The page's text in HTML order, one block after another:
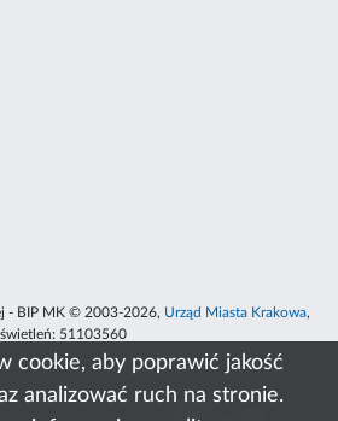
cookie, aby poprawić jakość
analizować ruch na stronie.
- BIP MK © 2003-2026, Urząd Miasta Krakowa,
51103560